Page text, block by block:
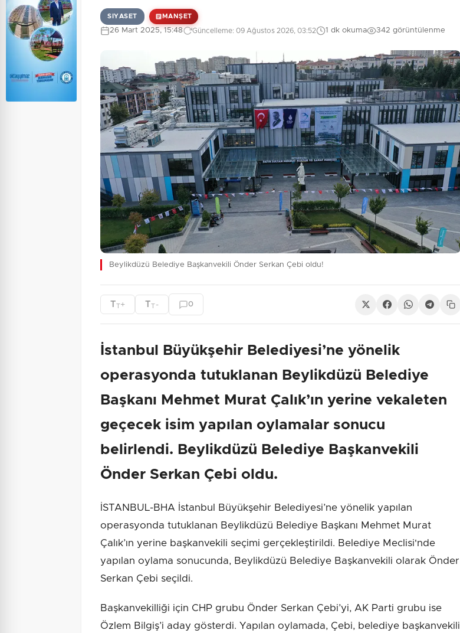
SIYASET MANŞET
26 Mart 2025, 15:48 Güncelleme: 09 Ağustos 2026, 03:52 1 dk okuma 342 görüntülenme
Beylikdüzü Belediye Başkanvekili Önder Serkan Çebi oldu!
TT+ TT - 0
İstanbul Büyükşehir Belediyesi’ne yönelik
operasyonda tutuklanan Beylikdüzü Belediye
Başkanı Mehmet Murat Çalık’ın yerine vekaleten
geçecek isim yapılan oylamalar sonucu
belirlendi. Beylikdüzü Belediye Başkanvekili
Önder Serkan Çebi oldu.
İSTANBUL-BHA İstanbul Büyükşehir Belediyesi’ne yönelik yapılan
operasyonda tutuklanan Beylikdüzü Belediye Başkanı Mehmet Murat
Çalık’ın yerine başkanvekili seçimi gerçekleştirildi. Belediye Meclisi'nde
yapılan oylama sonucunda, Beylikdüzü Belediye Başkanvekili olarak Önder
Serkan Çebi seçildi.
Başkanvekilliği için CHP grubu Önder Serkan Çebi’yi, AK Parti grubu ise
Özlem Bilgiş’i aday gösterdi. Yapılan oylamada, Çebi, belediye başkanvekili